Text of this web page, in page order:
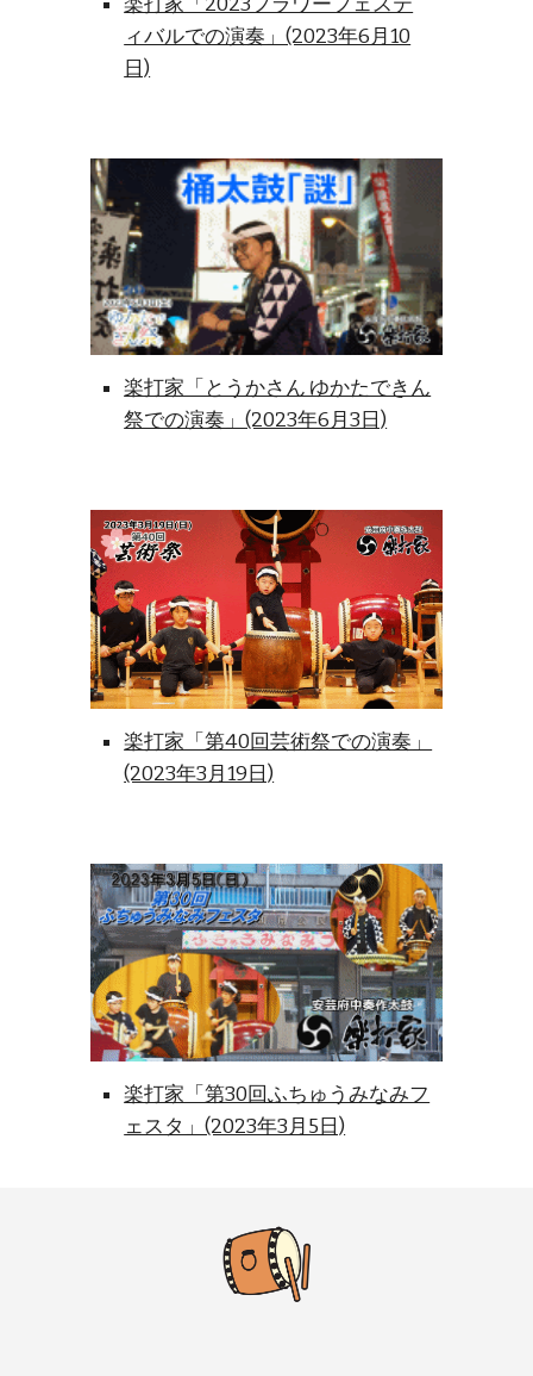
ィバルでの演奏」(2023年6月10
日)
楽打家「とうかさん ゆかたできん
祭での演奏」(2023年6月3日)
楽打家「第40回芸術祭での演奏」
(2023年3月19日)
楽打家「第30回ふちゅうみなみフ
ェスタ」(2023年3月5日)